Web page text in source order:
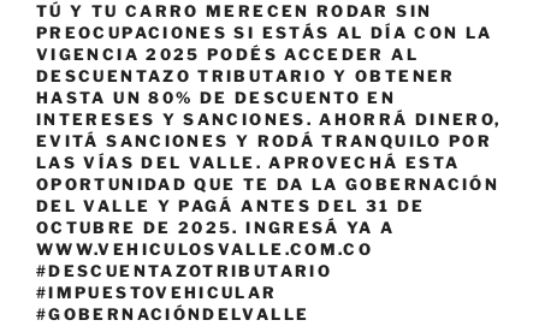
TÚ Y TU CARRO MERECEN RODAR SIN
PREOCUPACIONES SI ESTÁS AL DÍA CON LA
VIGENCIA 2025 PODÉS ACCEDER AL
DESCUENTAZO TRIBUTARIO Y OBTENER
HASTA UN 80% DE DESCUENTO EN
INTERESES Y SANCIONES. AHORRÁ DINERO,
EVITÁ SANCIONES Y RODÁ TRANQUILO POR
LAS VÍAS DEL VALLE. APROVECHÁ ESTA
OPORTUNIDAD QUE TE DA LA GOBERNACIÓN
DEL VALLE Y PAGÁ ANTES DEL 31 DE
OCTUBRE DE 2025. INGRESÁ YA A
WWW.VEHICULOSVALLE.COM.CO
#DESCUENTAZOTRIBUTARIO
#IMPUESTOVEHICULAR
#GOBERNACIÓNDELVALLE